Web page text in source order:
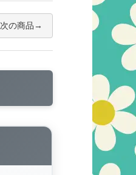
次の商品